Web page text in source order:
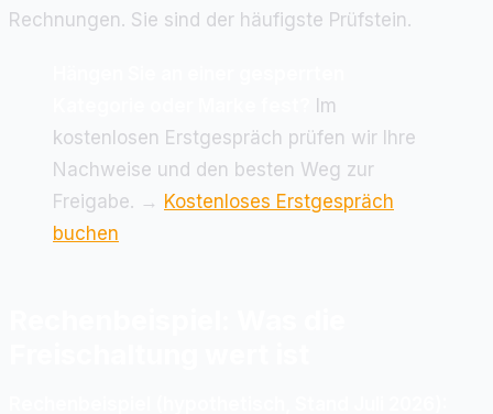
Rechnungen. Sie sind der häufigste Prüfstein.
Im
kostenlosen Erstgespräch prüfen wir Ihre
Nachweise und den besten Weg zur
Freigabe. → Kostenloses Erstgespräch
buchen